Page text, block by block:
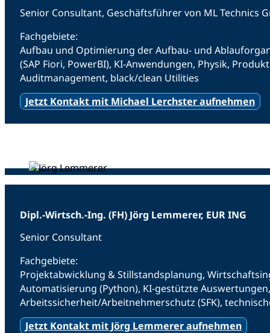
Senior Consultant, Geschäftsführer von ML Technics
Fachgebiete:
Aufbau und Optimierung der Aufbau- und
(SAP Fiori, PowerBI), KI-Anwendungen, Physik,
Auditmanagement, black/clean Utilities
Jetzt Kontakt mit Michael Lerchster aufnehmen
Dipl.-Wirtsch.-Ing. (FH) Jörg Lemmerer, EUR ING
Senior Consultant
Fachgebiete:
Projektabwicklung & Stillstandsplanung,
Automatisierung (Python), KI-gestützte
Arbeitssicherheit/Arbeitnehmerschutz (SFK),
Jetzt Kontakt mit Jörg Lemmerer aufnehmen